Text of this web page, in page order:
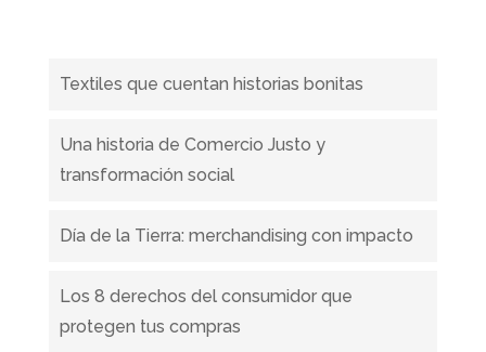
Textiles que cuentan historias bonitas
Una historia de Comercio Justo y
transformación social
Día de la Tierra: merchandising con impacto
Los 8 derechos del consumidor que
protegen tus compras